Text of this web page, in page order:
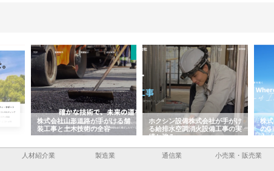
ける舗
ホクシン設備株式会社が手がけ
る給排水空調消火設備工事の実
績と強み
株式会社東京シー・エム・シー
のGISインフラ管理システム導
入メリット
株
か
由
人材紹介業 製造業 通信業 小売業・販売業